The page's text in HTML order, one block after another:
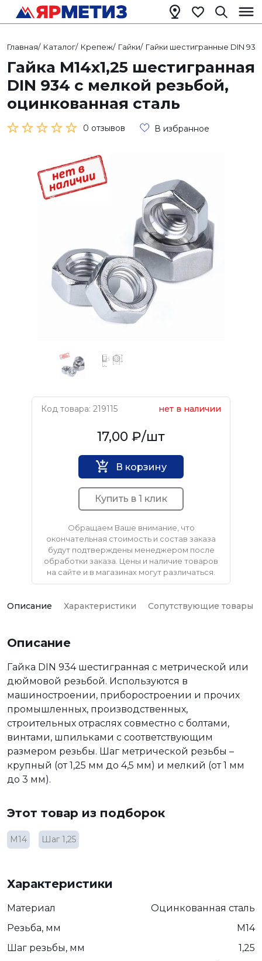
Главная/ Каталог/ Крепеж/ Гайки/ Гайки шестигранные DIN 934
Гайка М14х1,25 шестигранная
DIN 934 с мелкой резьбой,
оцинкованная сталь
0 отзывов В избранное
Код товара: 219115 нет в наличии
Нет бренда17,00 ₽/шт
В корзину
Купить в 1 клик
Обращаем Ваше внимание, что
окончательная стоимость и состав заказа
будут подтверждены менеджером после
обработки заказа. Цены и наличие товаров
на сайте и в магазинах могут различаться.
Описание Характеристики Сопутствующие товары
Описание
Гайка DIN 934 шестигранная с метрической или
дюймовой резьбой. Используются в
машиностроении, приборостроении и прочих
промышленных, производственных,
строительных отраслях совместно с болтами,
винтами, шпильками с соответствующим
размером резьбы. Шаг метрической резьбы –
крупный (от 1,25 мм до 4,5 мм) и мелкий (от 1 мм
до 3 мм).
Этот товар из подборок
М14 Шаг 1,25
Характеристики
Материал
Оцинкованная сталь
Резьба, мм
М14
Шаг резьбы, мм
1,25